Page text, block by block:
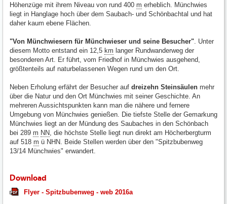
Höhenzüge mit ihrem Niveau von rund 400 m erheblich. Münchwies
liegt in Hanglage hoch über dem Saubach- und Schönbachtal und hat
daher kaum ebene Flächen.
"Von Münchwiesern für Münchwieser und seine Besucher" . Unter
diesem Motto entstand ein 12,5 km langer Rundwanderweg der
besonderen Art. Er führt, vom Friedhof in Münchwies ausgehend,
größtenteils auf naturbelassenen Wegen rund um den Ort.
Neben Erholung erfährt der Besucher auf dreizehn Steinsäulen mehr
über die Natur und den Ort Münchwies mit seiner Geschichte. An
mehreren Aussichtspunkten kann man die nähere und fernere
Umgebung von Münchwies genießen. Die tiefste Stelle der Gemarkung
Münchwies liegt an der Mündung des Saubaches in den Schönbach
bei 289 m NN , die höchste Stelle liegt nun direkt am Höcherbergturm
auf 518 m ü NHN. Beide Stellen werden über den "Spitzbubenweg
13/14 Münchwies" erwandert.
Download
Flyer - Spitzbubenweg - web 2016a